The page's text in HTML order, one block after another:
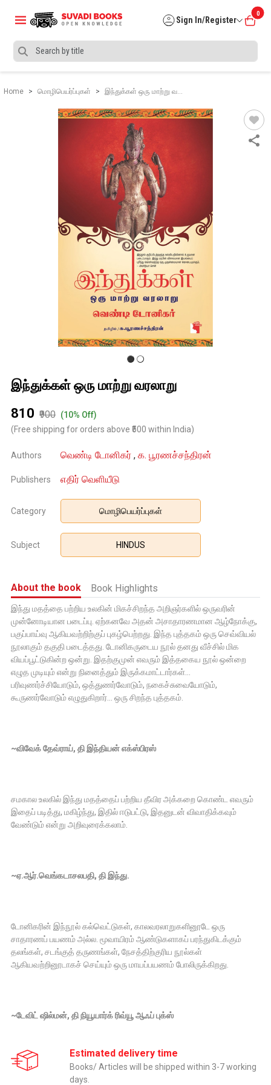
Sign In/Register
0
Home மொழிபெயர்ப்புகள் இந்துக்கள் ஒரு மாற்று வ…
இந்துக்கள் ஒரு மாற்று வரலாறு
₹810 ₹900 (10% Off)
(Free shipping for orders above ₹500 within India)
Authors வெண்டி டோனிகர்,க. பூரணச்சந்திரன்
Publishers எதிர் வெளியீடு
Category மொழிபெயர்ப்புகள்
Subject HINDUS
About the book Book Highlights
இந்து மதத்தை பற்றிய உலகின் மிகச்சிறந்த அறிஞர்களில் ஒருவரின்
முன்னோடியான படைப்பு. ஏற்கனவே அதன் அசாதாரணமான ஆழ்நோக்கு,
பகுப்பாய்வு ஆகியவற்றிற்குப் புகழ்பெற்றது. இந்த புத்தகம் ஒரு செவ்வியல்
நூலாகும் தகுதி படைத்தது. டோனிகருடைய நூல் தனது வீச்சில் மிக
வியப்பூட்டுகின்ற ஒன்று. இதற்குமுன் எவரும் இத்தகைய நூல் ஒன்றை
எழுத முடியும் என்று நினைத்தும் இருக்கமாட்டார்கள்...
பரிவுணர்ச்சியோடும், ஒத்துணர்வோடும், நகைச்சுவையோடும்,
கூருணர்வோடும் எழுதுகிறார்... ஒரு சிறந்த புத்தகம்.
~விவேக் தேவ்ராய், தி இந்தியன் எக்ஸ்பிரஸ்
சமகால உலகில் இந்து மதத்தைப் பற்றிய தீவிர அக்கறை கொண்ட எவரும்
இதைப் படித்து, மகிழ்ந்து, இதில் ஈடுபட்டு, இதனுடன் விவாதிக்கவும்
வேண்டும் என்று அறிவுரைக்கலாம்.
~ஏ.ஆர்.வெங்கடாசலபதி, தி இந்து.
டோனிகரின் இந்நூல் கல்வெட்டுகள், காலவரலாறுகளினூடே ஒரு
சாதாரணப் பயணம் அல்ல. மூவாயிரம் ஆண்டுகளாகப் பரந்துகிடக்கும்
தலங்கள், சடங்குத் தருணங்கள், நேசத்திற்குரிய நூல்கள்
ஆகியவற்றினூடாகச் செய்யும் ஒரு மாயப்பயணம் போலிருக்கிறது.
~டேவிட் ஷில்மன், தி நியூயார்க் ரிவ்யூ ஆஃப் புக்ஸ்
Estimated delivery time
Books/ Articles will be shipped within 3-7 working
days.